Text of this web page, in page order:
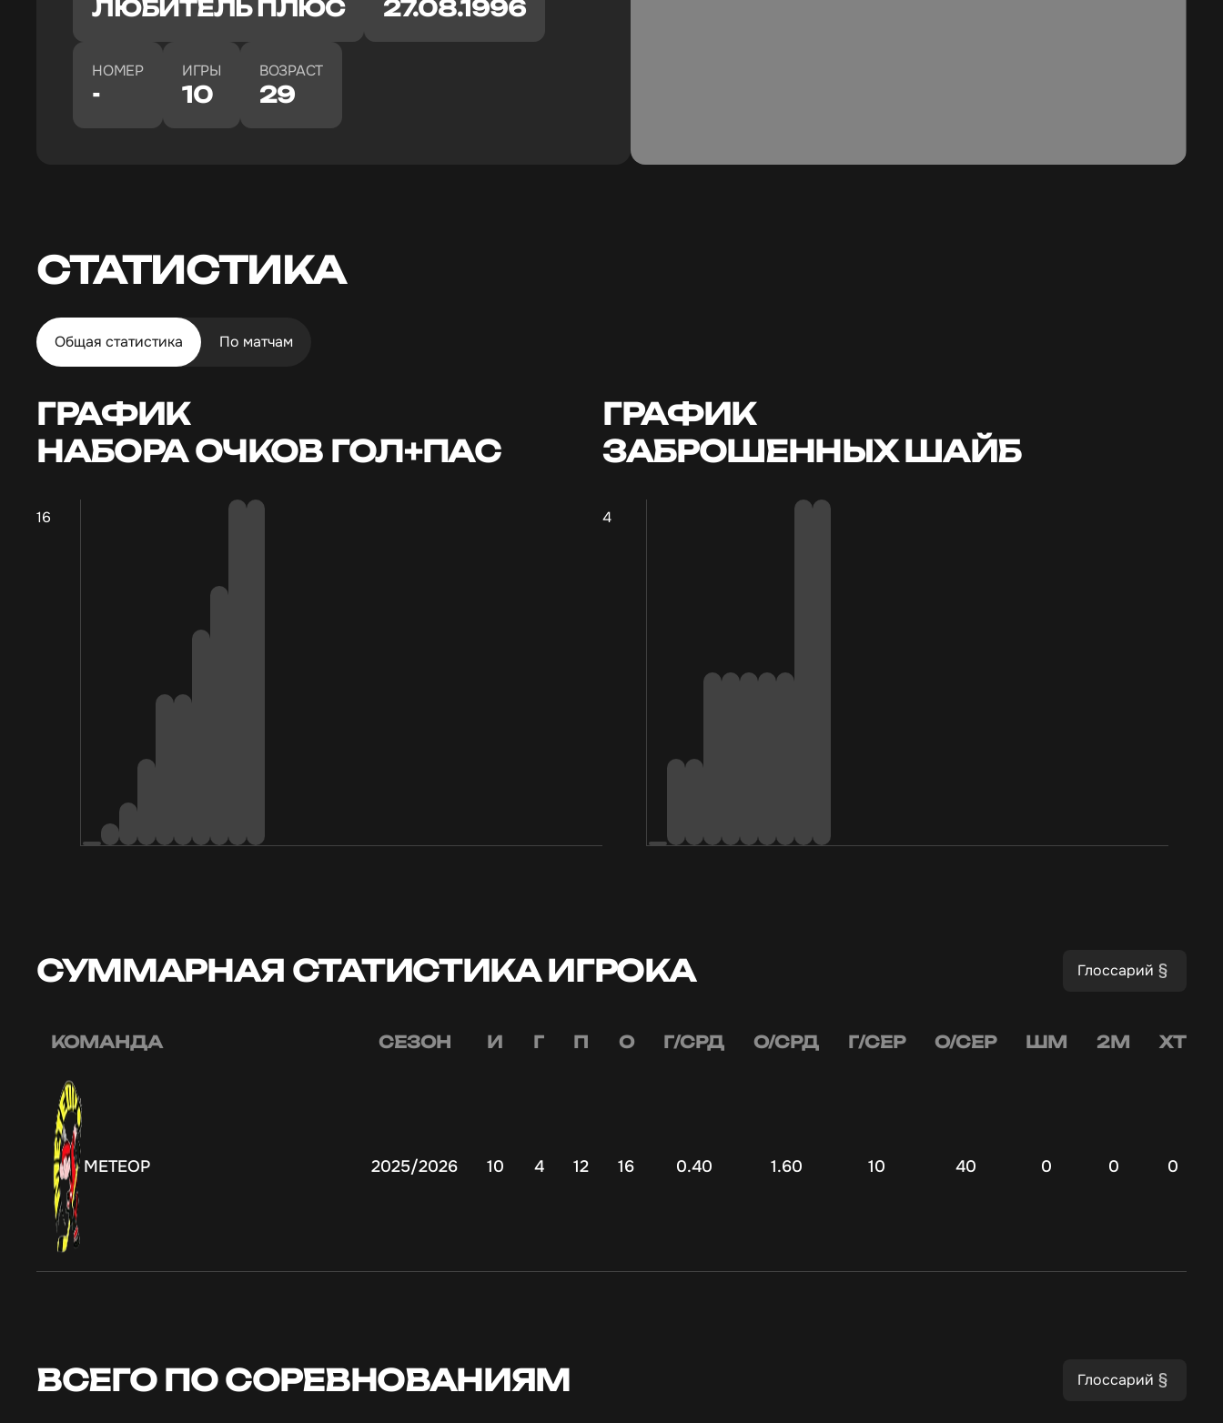
ЛЮБИТЕЛЬ ПЛЮС 27.08.1996
НОМЕР
-
ИГРЫ
10
ВОЗРАСТ
29
СТАТИСТИКА
Общая статистика По матчам
ГРАФИК
НАБОРА ОЧКОВ ГОЛ+ПАС
16
ГРАФИК
ЗАБРОШЕННЫХ ШАЙБ
4
СУММАРНАЯ СТАТИСТИКА ИГРОКА Глоссарий
КОМАНДА СЕЗОН И Г П О Г/СРД О/СРД Г/СЕР О/СЕР ШМ 2М ХТ
МЕТЕОР 2025/2026 10 4 12 16 0.40 1.60 10 40 0 0 0
ВСЕГО ПО СОРЕВНОВАНИЯМ Глоссарий
ПОБЕДИТЕЛИ,
ПОБЕДИТЕЛИ,